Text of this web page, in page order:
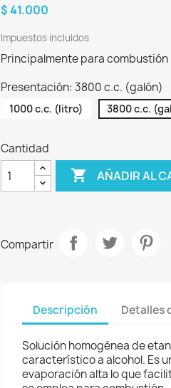
$ 41.000
Impuestos incluidos
Principalmente para combustión
Presentación: 3800 c.c. (galón)
1000 c.c. (litro) 3800 c.c.
Cantidad
 AÑADIR AL
Compartir
Descripción Detalles
Solución homogénea de
característico a alcohol. Es
evaporación alta lo que